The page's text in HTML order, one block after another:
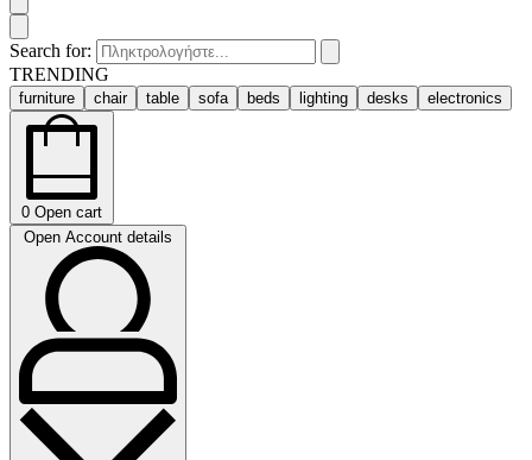
Search for:
TRENDING
furniture chair table sofa beds lighting desks electronics
0 Open cart
Open Account details